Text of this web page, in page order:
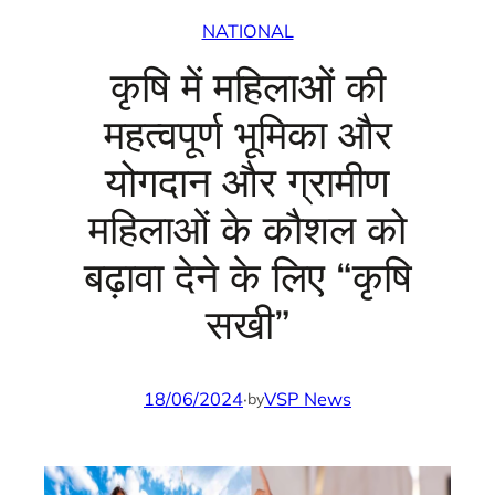
NATIONAL
कृषि में महिलाओं की
महत्वपूर्ण भूमिका और
योगदान और ग्रामीण
महिलाओं के कौशल को
बढ़ावा देने के लिए “कृषि
सखी”
18/06/2024·byVSP News